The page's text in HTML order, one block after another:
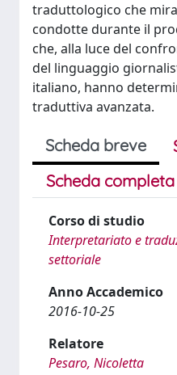
traduttologico che
condotte durante il
che, alla luce del
del linguaggio
italiano, hanno
traduttiva avanzata.
Scheda breve
Scheda completa
Corso di studio
Interpretariato e
settoriale
Anno Accademico
2016-10-25
Relatore
Pesaro, Nicoletta